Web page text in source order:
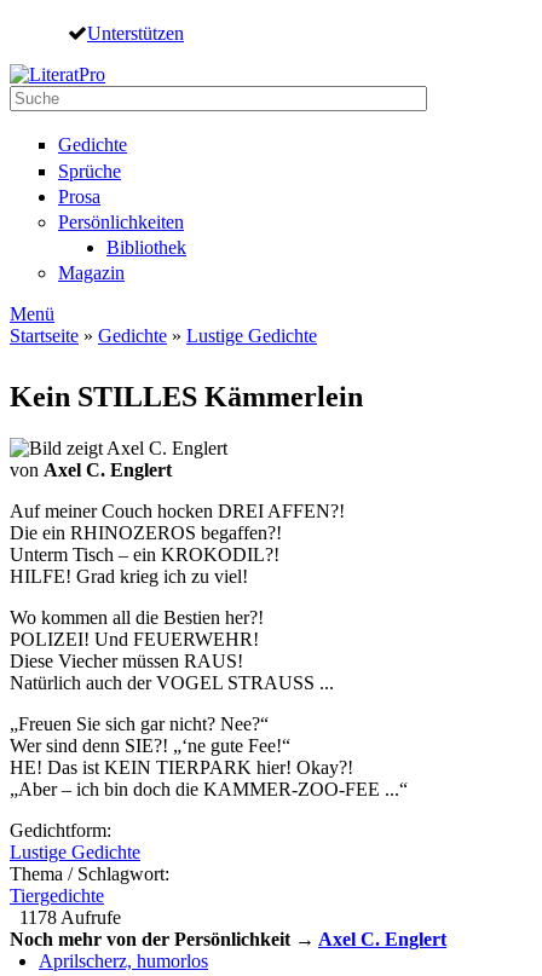
Direkt zum Inhalt
Unterstützen
Suche
Gedichte
Sprüche
Prosa
Persönlichkeiten
Bibliothek
Magazin
Menü
Startseite » Gedichte » Lustige Gedichte
Kein STILLES Kämmerlein
von Axel C. Englert
Auf meiner Couch hocken DREI AFFEN?!
Die ein RHINOZEROS begaffen?!
Unterm Tisch – ein KROKODIL?!
HILFE! Grad krieg ich zu viel!
Wo kommen all die Bestien her?!
POLIZEI! Und FEUERWEHR!
Diese Viecher müssen RAUS!
Natürlich auch der VOGEL STRAUSS ...
„Freuen Sie sich gar nicht? Nee?“
Wer sind denn SIE?! „‘ne gute Fee!“
HE! Das ist KEIN TIERPARK hier! Okay?!
„Aber – ich bin doch die KAMMER-ZOO-FEE ...“
Gedichtform:
Lustige Gedichte
Thema / Schlagwort:
Tiergedichte
1178 Aufrufe
Noch mehr von der Persönlichkeit → Axel C. Englert
Aprilscherz, humorlos